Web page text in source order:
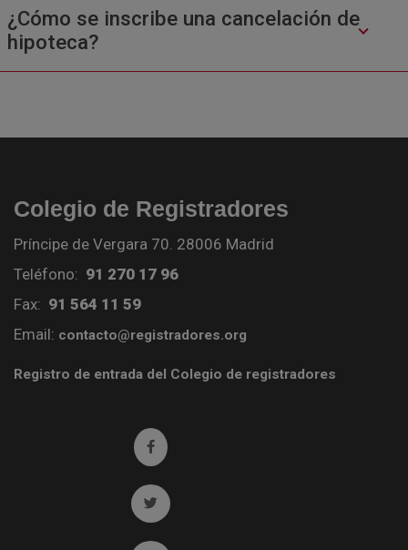
¿Cómo se inscribe una cancelación de
hipoteca?
Colegio de Registradores
Príncipe de Vergara 70. 28006 Madrid
Teléfono: 91 270 17 96
Fax: 91 564 11 59
Email: contacto@registradores.org
Registro de entrada del Colegio de registradores
Ir a facebook (abre en ventana nueva)
Ir a twitter (abre en ventana nueva)